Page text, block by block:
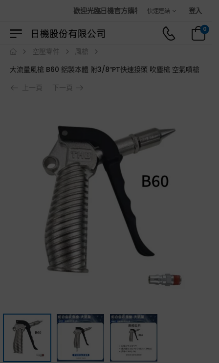
歡迎光臨日機官方購物商城！快速連結 登入
0
空壓零件
風槍
大流量風槍 B60 鋁製本體 附3/8″PT快速接頭 吹塵槍 空氣噴槍
上一頁
下一頁